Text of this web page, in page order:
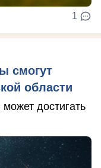
1
смогут
области
достигать